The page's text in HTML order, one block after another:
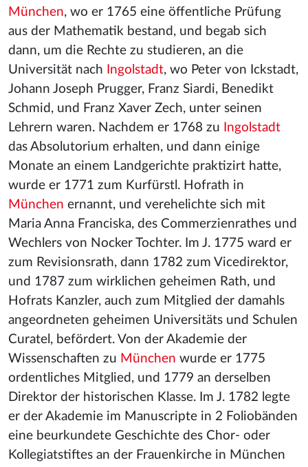
München, wo er 1765 eine öffentliche Prüfung
aus der Mathematik bestand, und begab sich
dann, um die Rechte zu studieren, an die
Universität nach
Ingolstadt, wo Peter von Ickstadt,
Johann Joseph Prugger, Franz Siardi, Benedikt
Schmid, und Franz Xaver Zech, unter seinen
Lehrern waren. Nachdem er 1768 zu
Ingolstadt
das Absolutorium erhalten, und dann einige
Monate an einem Landgerichte praktizirt hatte,
wurde er 1771 zum Kurfürstl. Hofrath in
München ernannt, und verehelichte sich mit
Maria Anna Franciska, des Commerzienrathes und
Wechlers von Nocker Tochter. Im J. 1775 ward er
zum Revisionsrath, dann 1782 zum Vicedirektor,
und 1787 zum wirklichen geheimen Rath, und
Hofrats Kanzler, auch zum Mitglied der damahls
angeordneten geheimen Universitäts und Schulen
Curatel, befördert. Von der Akademie der
Wissenschaften zu München wurde er 1775
ordentliches Mitglied, und 1779 an derselben
Direktor der historischen Klasse. Im J. 1782 legte
er der Akademie im Manuscripte in 2 Foliobänden
eine beurkundete Geschichte des Chor- oder
Kollegiatstiftes an der Frauenkirche in München